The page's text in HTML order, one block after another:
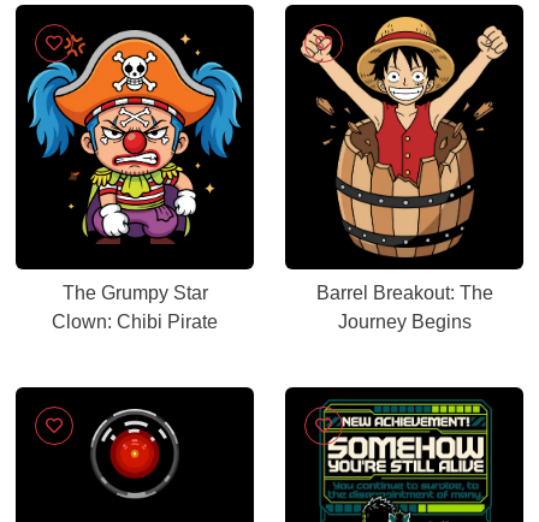
The Grumpy Star
Clown: Chibi Pirate
Barrel Breakout: The
Journey Begins